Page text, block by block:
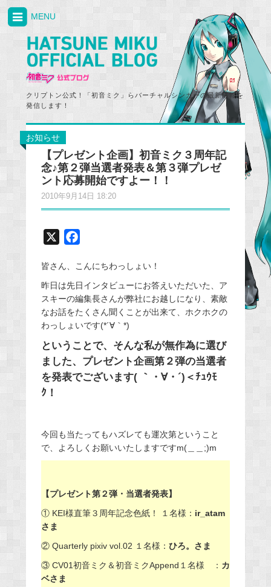
クリプトン公式！「初音ミク」らバーチャルシンガーの最新情報を
発信します！
MENU
お知らせ
【プレゼント企画】初音ミク３周年記
念♪第２弾当選者発表＆第３弾プレゼ
ント応募開始ですよー！！
2010年9月14日 18:20
c
e
b
o
k
皆さん、こんにちわっしょい！
昨日は先日インタビューにお答えいただいた、ア
スキーの編集長さんが弊社にお越しになり、素敵
なお話をたくさん聞くことが出来て、ホクホクの
わっしょいです(*´∀｀*)
ということで、そんな私が無作為に選び
ました、プレゼント企画第２弾の当選者
を発表でございます( ｀・∀・´)＜ﾁｭｳﾓ
ｸ！
今回も当たってもハズレても運次第ということ
で、よろしくお願いいたしますですm(＿＿;)m
【プレゼント第２弾・当選者発表】
① KEI様直筆３周年記念色紙！ １名様： ir_atam
さま
② Quarterly pixiv vol.02 １名様： ひろ。さま
③ CV01初音ミク＆初音ミクAppend１名様 ： カ
ベさま